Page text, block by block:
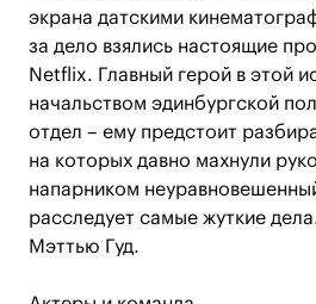
экрана датскими
за дело взялись настоящие
Netflix. Главный герой в этой
начальством эдинбургской
отдел – ему предстоит
на которых давно махнули
напарником
расследует самые жуткие
Мэттью Гуд.